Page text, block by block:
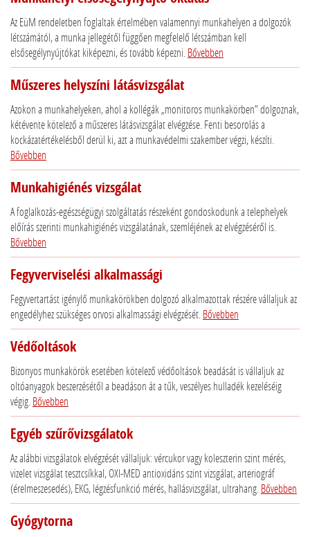
Az EüM rendeletben foglaltak értelmében valamennyi munkahelyen a dolgozók
létszámától, a munka jellegétől függően megfelelő létszámban kell
elsősegélynyújtókat kiképezni, és tovább képezni.Bővebben
Műszeres helyszíni látásvizsgálat
Azokon a munkahelyeken, ahol a kollégák „monitoros munkakörben” dolgoznak,
kétévente kötelező a műszeres látásvizsgálat elvégzése. Fenti besorolás a
kockázatértékelésből derül ki, azt a munkavédelmi szakember végzi, készíti.
Bővebben
Munkahigiénés vizsgálat
A foglalkozás-egészségügyi szolgáltatás részeként gondoskodunk a telephelyek
előírás szerinti munkahigiénés vizsgálatának, szemléjének az elvégzéséről is.
Bővebben
Fegyverviselési alkalmassági
Fegyvertartást igénylő munkakörökben dolgozó alkalmazottak részére vállaljuk az
engedélyhez szükséges orvosi alkalmassági elvégzését.Bővebben
Védőoltások
Bizonyos munkakörök esetében kötelező védőoltások beadását is vállaljuk az
oltóanyagok beszerzésétől a beadáson át a tűk, veszélyes hulladék kezeléséig
végig.Bővebben
Egyéb szűrővizsgálatok
Az alábbi vizsgálatok elvégzését vállaljuk: vércukor vagy koleszterin szint mérés,
vizelet vizsgálat tesztcsíkkal, OXI-MED antioxidáns szint vizsgálat, arteriográf
(érelmeszesedés), EKG, légzésfunkció mérés, hallásvizsgálat, ultrahang.Bővebben
Gyógytorna